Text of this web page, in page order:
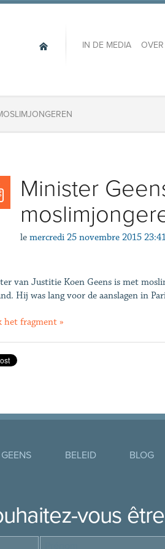
IN DE MEDIA
Minister
le mercredi 25 novembre 2015
van Justitie Koen Geens is met
Hij was lang voor de aanslagen in
het fragment »
BELEID BLOG
vous